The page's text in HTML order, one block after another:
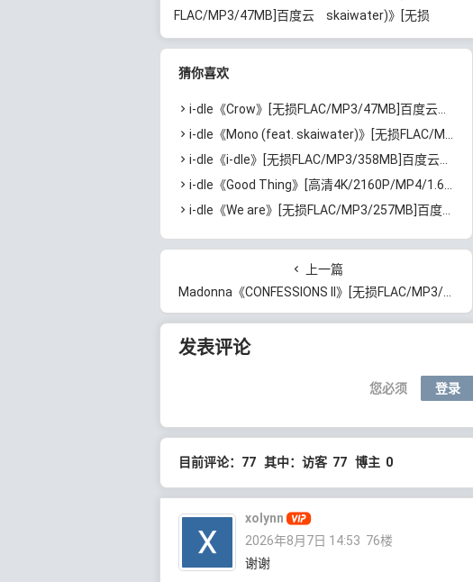
FLAC/MP3/47MB]百度云
网盘下载
skaiwater)》[无损
FLAC/MP3/43MB]百度云
猜你喜欢
i-dle《Crow》[无损FLAC/MP3/47MB]百度云网盘下载
i-dle《Mono (feat. skaiwater)》[无损FLAC/MP3/43MB]百度云网盘下载
i-dle《i-dle》[无损FLAC/MP3/358MB]百度云网盘下载
i-dle《Good Thing》[高清4K/2160P/MP4/1.6GB]迅雷云网盘下载
i-dle《We are》[无损FLAC/MP3/257MB]百度云网盘下载
上一篇
Madonna《CONFESSIONS II》[无损FLAC/MP3/1.15GB]百度云网盘下载
发表评论
您必须 登录
目前评论：77 其中：访客 77 博主 0
xolynn
2026年8月7日 14:53 76楼
谢谢